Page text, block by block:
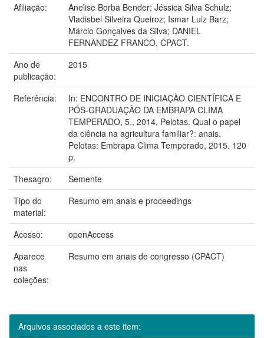
Afiliação:
Anelise Borba Bender; Jéssica Silva Schulz;
Vladisbel Silveira Queiroz; Ismar Luiz Barz;
Márcio Gonçalves da Silva; DANIEL
FERNANDEZ FRANCO, CPACT.
Ano de
publicação:
2015
Referência:
In: ENCONTRO DE INICIAÇÃO CIENTÍFICA E
PÓS-GRADUAÇÃO DA EMBRAPA CLIMA
TEMPERADO, 5., 2014, Pelotas. Qual o papel
da ciência na agricultura familiar?: anais.
Pelotas: Embrapa Clima Temperado, 2015. 120
p.
Thesagro:
Semente
Tipo do
material:
Resumo em anais e proceedings
Acesso:
openAccess
Aparece
nas
coleções:
Resumo em anais de congresso (CPACT)
Arquivos associados a este item: